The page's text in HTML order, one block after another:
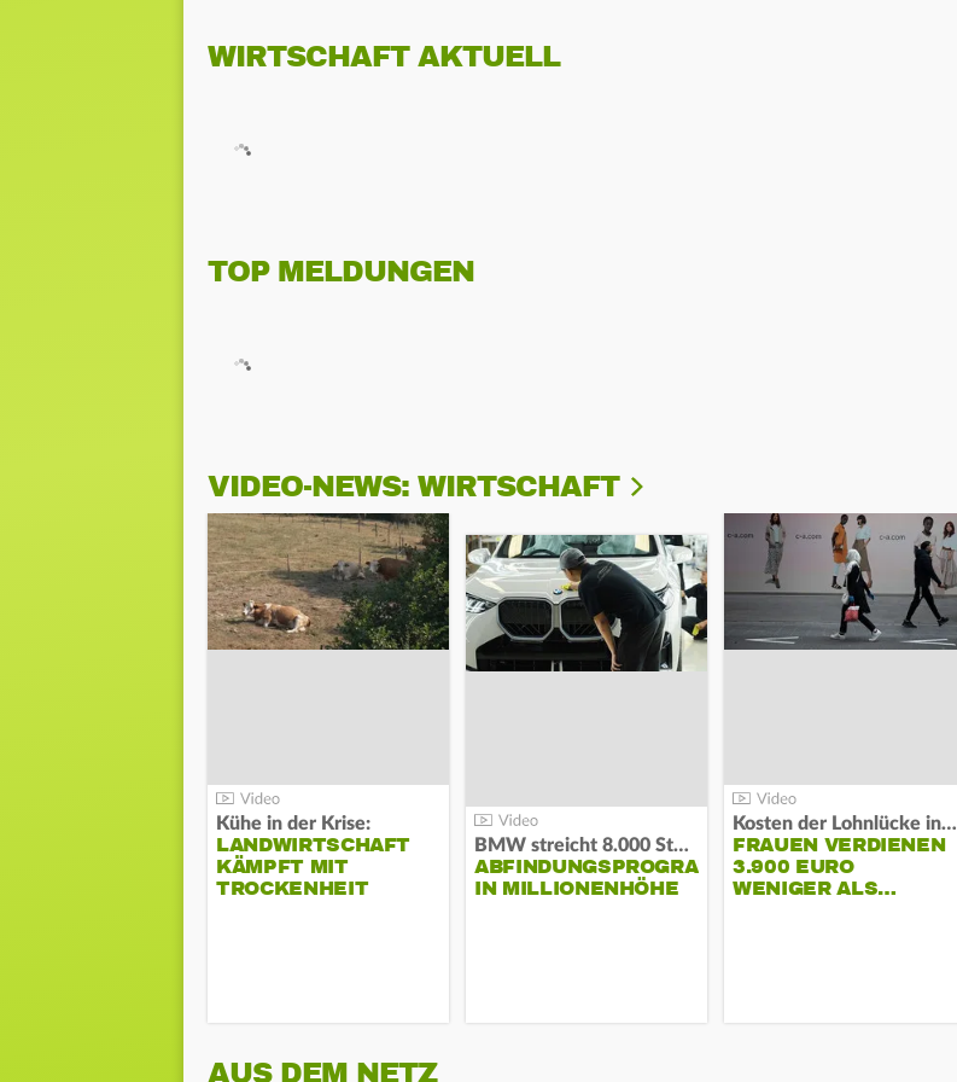
WIRTSCHAFT AKTUELL
TOP MELDUNGEN
VIDEO-NEWS: WIRTSCHAFT
Kühe in der Krise:
LANDWIRTSCHAFT
KÄMPFT MIT
TROCKENHEIT
BMW streicht 8.000 Stellen:
ABFINDUNGSPROGRAMM
IN MILLIONENHÖHE
Kosten der Lohnlücke in der EU:
FRAUEN VERDIENEN
3.900 EURO
WENIGER ALS…
AUS DEM NETZ